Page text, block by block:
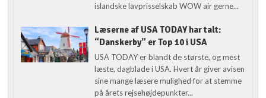
islandske lavprisselskab WOW air gerne...
Læserne af USA TODAY har talt:
“Danskerby” er Top 10 i USA
USA TODAY er blandt de største, og mest
læste, dagblade i USA. Hvert år giver avisen
sine mange læsere mulighed for at stemme
på årets rejsehøjdepunkter...